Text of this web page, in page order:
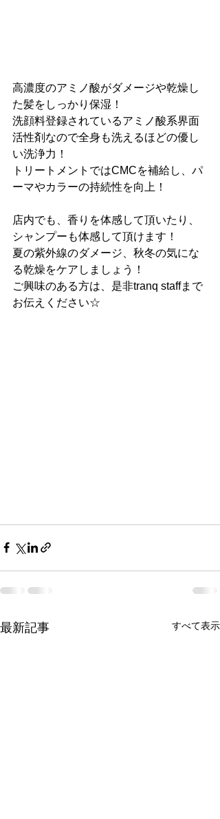
高濃度のアミノ酸がダメージや乾燥し
た髪をしっかり保湿！
洗顔料登録されているアミノ酸系界面
活性剤なので全身も洗えるほどの優し
い洗浄力！
トリートメントではCMCを補給し、パ
ーマやカラーの持続性を向上！
店内でも、香りを体感して頂いたり、
シャンプーも体感して頂けます！
夏の紫外線のダメージ、秋冬の気にな
る乾燥をケアしましょう！
ご興味のある方は、是非tranq staffまで
お伝えください☆
最新記事 すべて表示